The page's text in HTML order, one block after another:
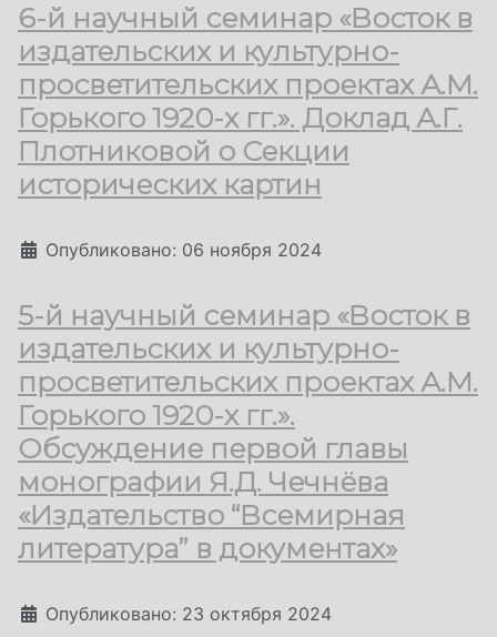
6-й научный семинар «Восток в
издательских и культурно-
просветительских проектах А.М.
Горького 1920-х гг.». Доклад А.Г.
Плотниковой о Секции
исторических картин
Информация о материале
Опубликовано: 06 ноября 2024
5-й научный семинар «Восток в
издательских и культурно-
просветительских проектах А.М.
Горького 1920-х гг.».
Обсуждение первой главы
монографии Я.Д. Чечнёва
«Издательство “Всемирная
литература” в документах»
Информация о материале
Опубликовано: 23 октября 2024